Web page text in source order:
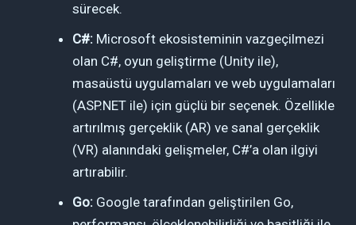
sürecek.
C#: Microsoft ekosisteminin vazgeçilmezi
olan C#, oyun geliştirme (Unity ile),
masaüstü uygulamaları ve web uygulamaları
(ASP.NET ile) için güçlü bir seçenek. Özellikle
artırılmış gerçeklik (AR) ve sanal gerçeklik
(VR) alanındaki gelişmeler, C#’a olan ilgiyi
artırabilir.
Go: Google tarafından geliştirilen Go,